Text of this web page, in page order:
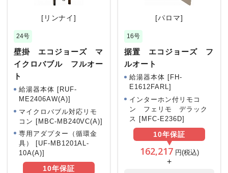
[リンナイ]
24号
壁掛 エコジョーズ マ
イクロバブル フルオー
ト
給湯器本体 [RUF-
ME2406AW(A)]
マイクロバブル対応リモ
コン [MBC-MB240VC(A)]
専用アダプター（循環金
具） [UF-MB1201AL-
10A(A)]
10年保証
[パロマ]
16号
据置 エコジョーズ フ
ルオート
給湯器本体 [FH-
E1612FARL]
インターホン付リモコ
ン フェリモ デラック
ス [MFC-E236D]
10年保証
162,217円(税込)
+